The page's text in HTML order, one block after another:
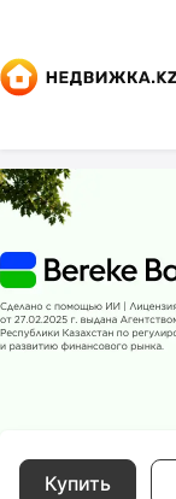
Купить